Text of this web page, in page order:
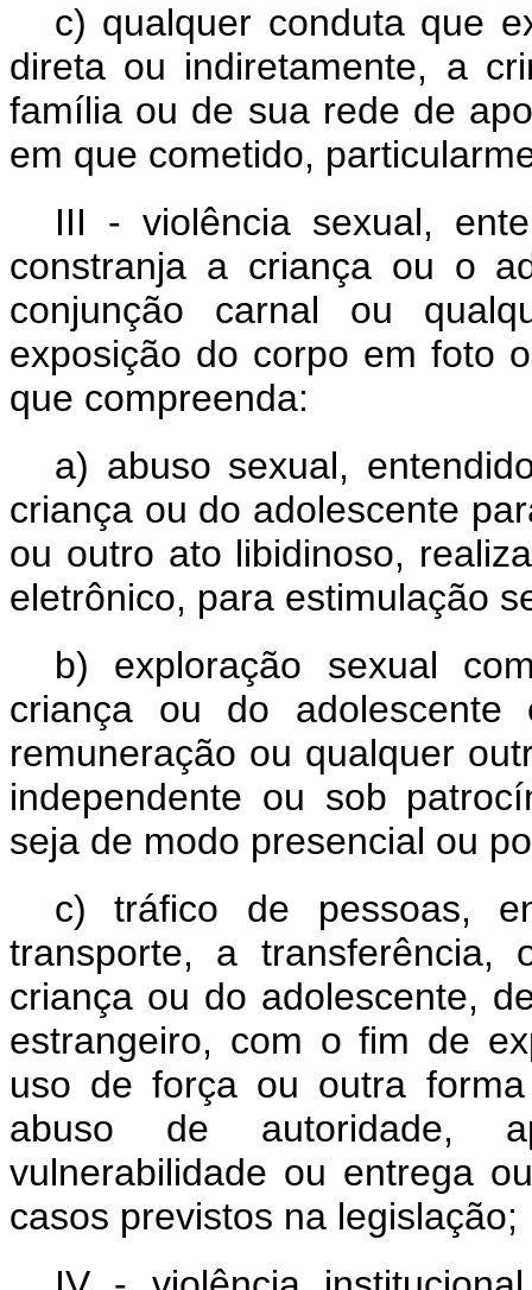
c) qualquer conduta que
direta ou indiretamente, a
família ou de sua rede de
em que cometido,
III - violência sexual,
constranja a criança ou o
conjunção carnal ou
exposição do corpo em foto
que compreenda:
a) abuso sexual,
criança ou do adolescente
ou outro ato libidinoso,
eletrônico, para estimulação
b) exploração sexual
criança ou do
remuneração ou qualquer
independente ou sob
seja de modo presencial ou
c) tráfico de pessoas,
transporte, a transferência,
criança ou do adolescente,
estrangeiro, com o fim de
uso de força ou outra
abuso de autoridade,
vulnerabilidade ou entrega
casos previstos na legislação;